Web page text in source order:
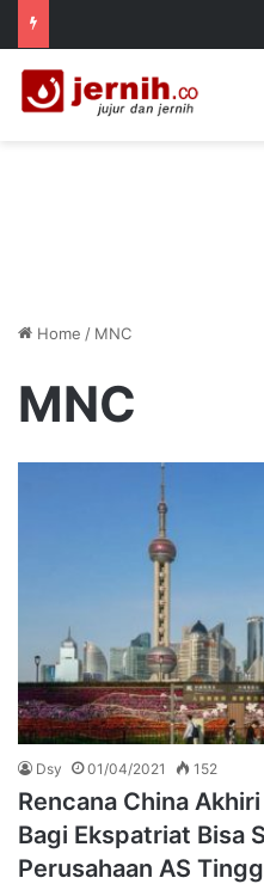
Home / MNC
MNC
Dsy 01/04/2021 152
Rencana China
Bagi Ekspatriat Bisa
Perusahaan AS